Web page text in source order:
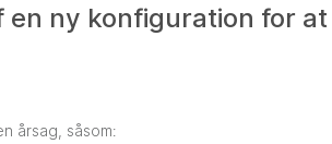
ny konfiguration for at
årsag, såsom: